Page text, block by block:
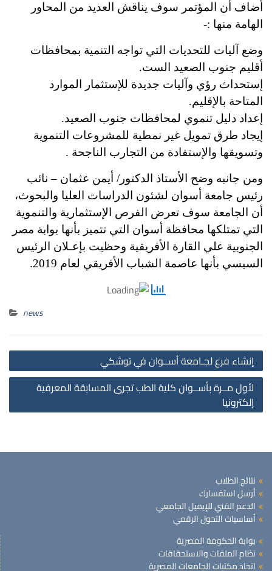
أضاف أن المؤتمر سوف يناقش العديد من المحاور
الهامة منها :-
وضع آليات للتحديات التي تواجه التنمية بمحافظات
أقليم جنوب الصعيد الست.
إستحداث رؤي وآليات جديدة للإستثمار الموارد
المتاحة بالإقليم.
إعداد دليل تنموي لمحافظات جنوب الصعيد.
إيجاد طرق تمويل غير نمطية للمشروعات التنموية
وتسويقها والإستفادة من التجارب الناجحة .
ومن جانبه وضح الأستاذ الدكتور/ أيمن عثمان – نائب
رئيس جامعة أسوان لشئون الدراسات العليا والبحوث،
أن الجامعة سوف تعرض الفرص الإستثمارية والتنموية
التي تمتلكها محافظة أسوان التي تتميز بأنها بوابة مصر
الجنوبية علي القارة الأفريقية وحظيت بإعـلان الرئيس
السيسي بأنها عاصمة الشباب الأفريقي لعام 2019.
news
إنشاء فرع لجـامعة أســوان في توشكي
لأول مــرة بأســوان كلية الطب تجرى المسابقة المعرفية
إلكترونيا
نتائج الطلاب
أرسل استفسارك
الدعم الفني للإيميل الجامعي
أساسيات التحول الرقمي
بوابة الحكومة المصرية
نظام الملفات والاستحقاقات
اتحاد مكتبات الجامعات المصرية